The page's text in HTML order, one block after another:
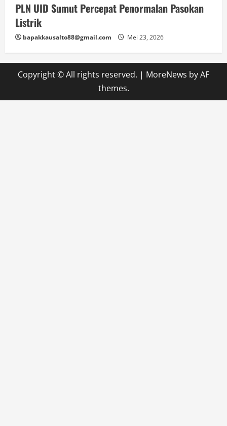
PLN UID Sumut Percepat Penormalan Pasokan
Listrik
bapakkausalto88@gmail.com Mei 23, 2026
Copyright © All rights reserved. | MoreNews by AF
themes.